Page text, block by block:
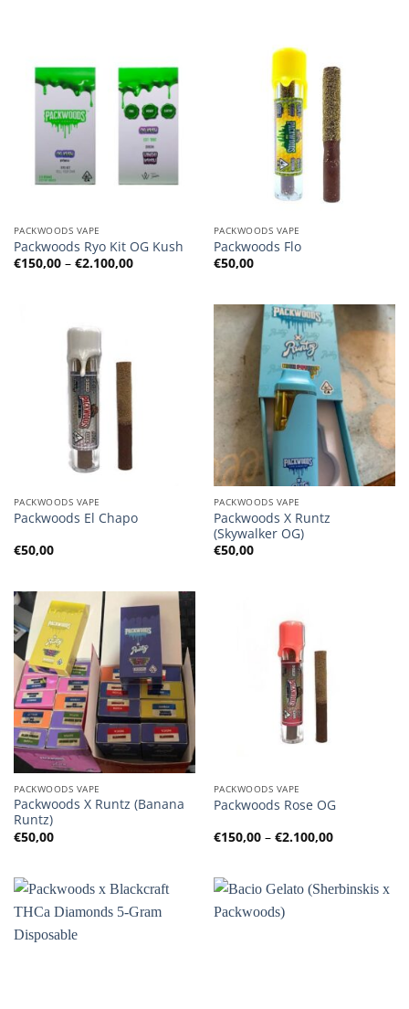
PACKWOODS VAPE
Packwoods Ryo Kit OG Kush
€150,00 – €2.100,00Preisspanne:
PACKWOODS VAPE
Packwoods Flo
€50,00
PACKWOODS VAPE
Packwoods El Chapo
€50,00
PACKWOODS VAPE
Packwoods X Runtz
(Skywalker OG)
€50,00
PACKWOODS VAPE
Packwoods X Runtz (Banana
Runtz)
€50,00
PACKWOODS VAPE
Packwoods Rose OG
€150,00 – €2.100,00
€150,00